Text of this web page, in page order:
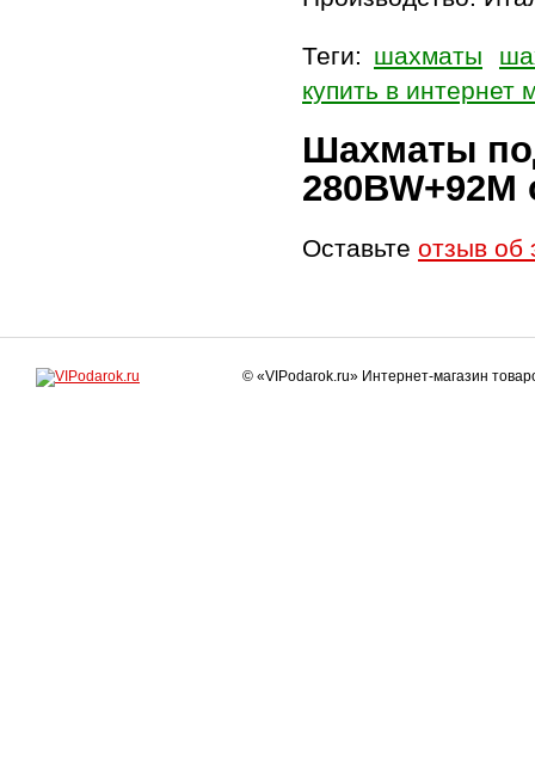
Теги: шахматы
купить в интернет
Шахматы
Оставьте отзыв об
© «VIPodarok.ru» Интернет-магазин